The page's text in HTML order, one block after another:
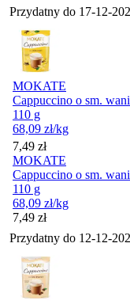
Przydatny do 17-12-
MOKATE
Cappuccino o sm.
110 g
68,09 zł/kg
Cena
7,49 zł
MOKATE
Cappuccino o sm.
110 g
68,09 zł/kg
Cena
7,49 zł
Przydatny do 12-12-